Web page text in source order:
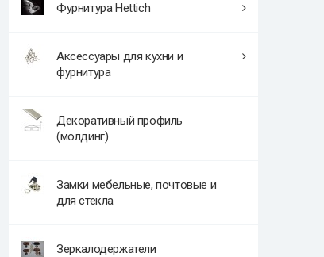
Фурнитура Hettich
Аксессуары для кухни и
фурнитура
Декоративный профиль
(молдинг)
Замки мебельные, почтовые и
для стекла
Зеркалодержатели